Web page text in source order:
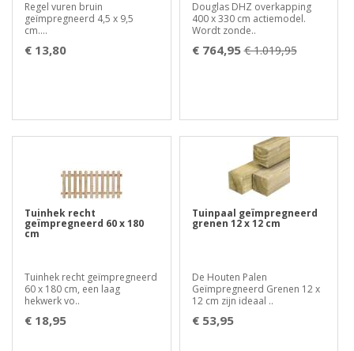
Regel vuren bruin
geïmpregneerd 4,5 x 9,5
cm....
€ 13,80
Douglas DHZ overkapping
400 x 330 cm actiemodel.
Wordt zonde..
€ 764,95 € 1.019,95
Tuinhek recht
geïmpregneerd 60 x 180
cm
Tuinhek recht geïmpregneerd
60 x 180 cm, een laag
hekwerk vo..
€ 18,95
Tuinpaal geïmpregneerd
grenen 12 x 12 cm
De Houten Palen
Geïmpregneerd Grenen 12 x
12 cm zijn ideaal ..
€ 53,95